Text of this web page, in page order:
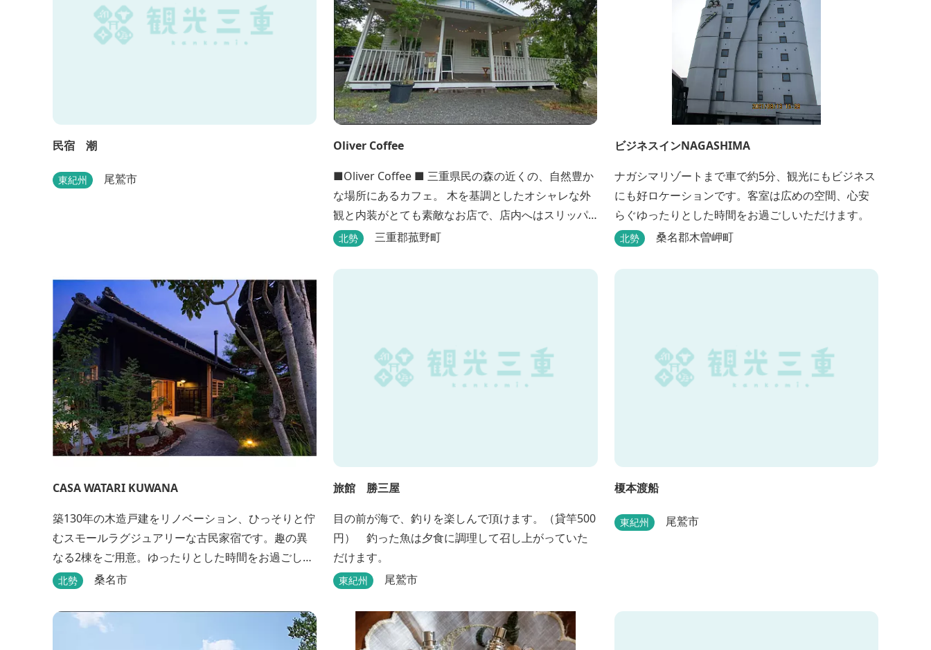
民宿 潮
東紀州 尾鷲市
Oliver Coffee
■Oliver Coffee ■ 三重県民の森の近くの、自然豊か
な場所にあるカフェ。 木を基調としたオシャレな外
観と内装がとても素敵なお店で、店内へはスリッパ
に履き替えて入りますのでリラックスして食事を楽
ス席などがあり、お子様連れでも入りやすく居心地
北勢 三重郡菰野町
ビジネスインNAGASHIMA
ナガシマリゾートまで車で約5分、観光にもビジネス
にも好ロケーションです。客室は広めの空間、心安
らぐゆったりとした時間をお過ごしいただけます。
北勢 桑名郡木曽岬町
CASA WATARI KUWANA
築130年の木造戸建をリノベーション、ひっそりと佇
むスモールラグジュアリーな古民家宿です。趣の異
なる2棟をご用意。ゆったりとした時間をお過ごしく
ださい。
北勢 桑名市
旅館 勝三屋
目の前が海で、釣りを楽しんで頂けます。（貸竿500
円） 釣った魚は夕食に調理して召し上がっていた
だけます。
東紀州 尾鷲市
榎本渡船
東紀州 尾鷲市